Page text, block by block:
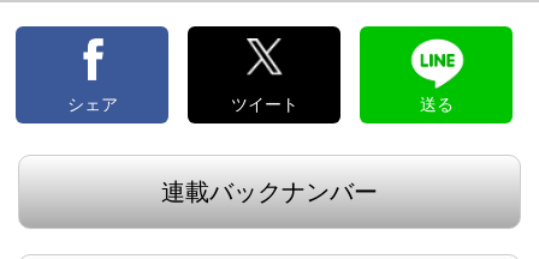
シェア ツイート 送る
連載バックナンバー